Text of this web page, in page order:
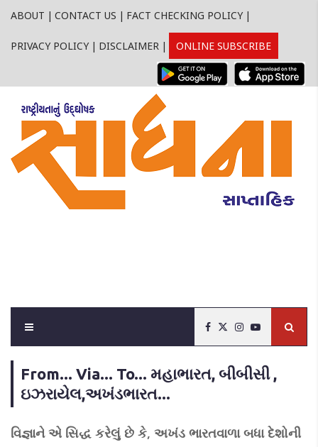
ABOUT | CONTACT US | FACT CHECKING POLICY |
PRIVACY POLICY | DISCLAIMER | ONLINE SUBSCRIBE
From... Via... To... મહાભારત, બીબીસી ,
ઇઝરાયેલ,અખંડભારત...
વિજ્ઞાને એ સિદ્ધ કરેલું છે કે, અખંડ ભારતવાળા બધા દેશોની